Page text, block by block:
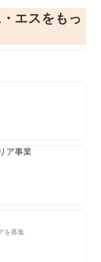
エスをもっ
を募集